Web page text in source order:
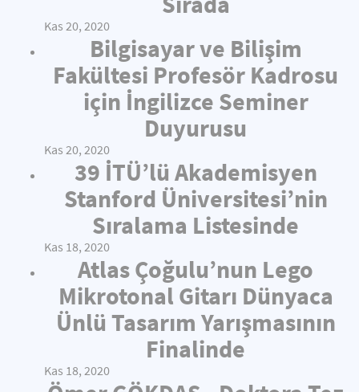
Kas 20, 2020
Bilgisayar ve Bilişim
Fakültesi Profesör Kadrosu
için İngilizce Seminer
Duyurusu
Kas 20, 2020
39 İTÜ’lü Akademisyen
Stanford Üniversitesi’nin
Sıralama Listesinde
Kas 18, 2020
Atlas Çoğulu’nun Lego
Mikrotonal Gitarı Dünyaca
Ünlü Tasarım Yarışmasının
Finalinde
Kas 18, 2020